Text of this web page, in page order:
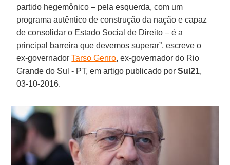
partido hegemônico – pela esquerda, com um
programa autêntico de construção da nação e capaz
de consolidar o Estado Social de Direito – é a
principal barreira que devemos superar”, escreve o
ex-governadorTarso Genro, ex-governador do Rio
Grande do Sul - PT, em artigo publicado porSul21,
03-10-2016.